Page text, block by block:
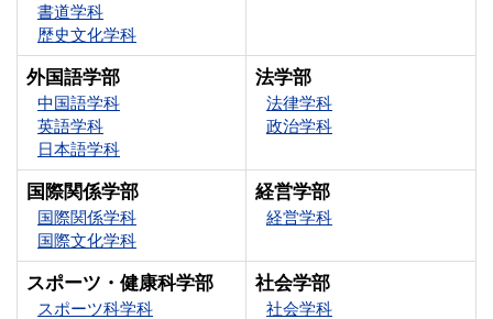
書道学科
歴史文化学科
外国語学部
中国語学科
英語学科
日本語学科
法学部
法律学科
政治学科
国際関係学部
国際関係学科
国際文化学科
経営学部
経営学科
スポーツ・健康科学部
スポーツ科学科
社会学部
社会学科